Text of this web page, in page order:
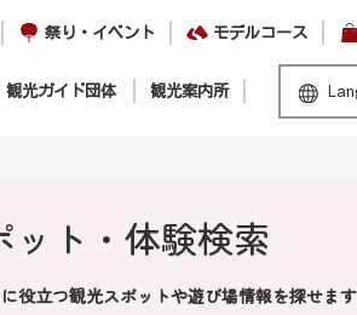
祭り・イベント モデルコース
観光ガイド団体 観光案内所
ット・体験検索
役立つ観光スポットや遊び場情報を探せま